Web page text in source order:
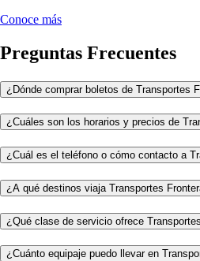
Conoce más
Preguntas Frecuentes
¿Dónde comprar boletos de Transportes
¿Cuáles son los horarios y precios de
¿Cuál es el teléfono o cómo contacto a
¿A qué destinos viaja Transportes
¿Qué clase de servicio ofrece
¿Cuánto equipaje puedo llevar en